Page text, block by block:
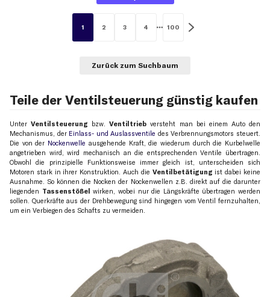
1 2 3 4 100
Zurück zum Suchbaum
Teile der Ventilsteuerung günstig kaufen
UnterVentilsteuerung bzw.Ventiltrieb versteht man bei einem Auto den
Mechanismus, der Einlass- und Auslassventile des Verbrennungsmotors steuert.
Die von der Nockenwelle ausgehende Kraft, die wiederum durch die Kurbelwelle
angetrieben wird, wird mechanisch an die entsprechenden Ventile übertragen.
Obwohl die prinzipielle Funktionsweise immer gleich ist, unterscheiden sich
Motoren stark in ihrer Konstruktion. Auch die Ventilbetätigung ist dabei keine
Ausnahme. So können die Nocken der Nockenwellen z.B. direkt auf die darunter
liegenden Tassenstößel wirken, wobei nur die Längskräfte übertragen werden
sollen. Querkräfte aus der Drehbewegung sind hingegen vom Ventil fernzuhalten,
um ein Verbiegen des Schafts zu vermeiden.